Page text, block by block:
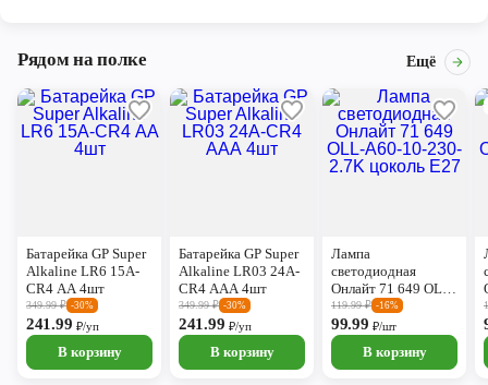
Рядом на полке Ещё
Батарейка GP Super
Alkaline LR6 15А-
CR4 АА 4шт
349.99₽ -30%
241.99 ₽/уп
В корзину
Батарейка GP Super
Alkaline LR03 24А-
CR4 ААА 4шт
349.99₽ -30%
241.99 ₽/уп
В корзину
Лампа
светодиодная
Онлайт 71 649 ОLL-
A60-10-230-2.7K
цоколь E27
119.99₽ -16%
99.99₽/шт
В корзину